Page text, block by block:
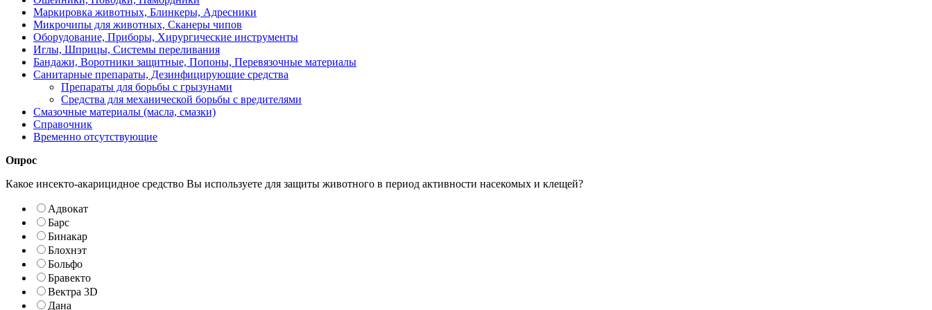
Маркировка животных, Блинкеры, Адресники
Микрочипы для животных, Сканеры чипов
Оборудование, Приборы, Хирургические инструменты
Иглы, Шприцы, Системы переливания
Бандажи, Воротники защитные, Попоны, Перевязочные материалы
Санитарные препараты, Дезинфицирующие средства
Препараты для борьбы с грызунами
Средства для механической борьбы с вредителями
Смазочные материалы (масла, смазки)
Справочник
Временно отсутствующие
Опрос
Какое инсекто-акарицидное средство Вы используете для защиты животного в период активности насекомых и клещей?
Адвокат
Барс
Бинакар
Блохнэт
Больфо
Бравекто
Вектра 3D
Дана